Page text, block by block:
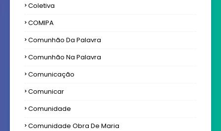
Coletiva
COMIPA
Comunhão Da Palavra
Comunhão Na Palavra
Comunicação
Comunicar
Comunidade
Comunidade Obra De Maria